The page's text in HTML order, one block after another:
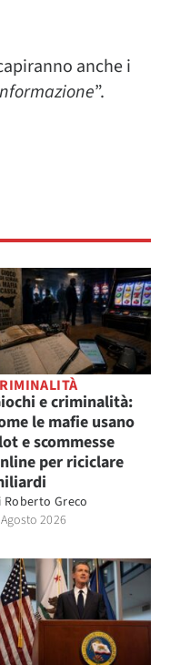
anche i
”.
e criminalità:
le mafie usano
e scommesse
per riciclare
Roberto Greco
2026